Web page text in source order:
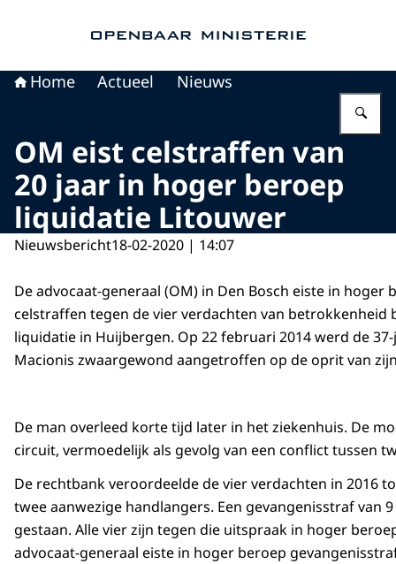
Home Actueel Nieuws
OM eist celstraffen van
20 jaar in hoger beroep
liquidatie Litouwer
Nieuwsbericht18-02-2020 | 14:07
De advocaat-generaal (OM) in Den Bosch eiste in hoger
celstraffen tegen de vier verdachten van betrokkenheid
liquidatie in Huijbergen. Op 22 februari 2014 werd de
Macionis zwaargewond aangetroffen op de oprit van
De man overleed korte tijd later in het ziekenhuis. De
circuit, vermoedelijk als gevolg van een conflict tussen
De rechtbank veroordeelde de vier verdachten in 2016
twee aanwezige handlangers. Een gevangenisstraf
gestaan. Alle vier zijn tegen die uitspraak in hoger
advocaat-generaal eiste in hoger beroep